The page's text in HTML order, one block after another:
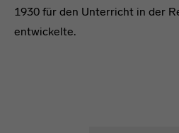
1930 für den Unterricht in der
entwickelte.